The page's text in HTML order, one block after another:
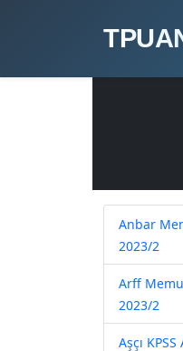
Anbar
2023/2
Arff
2023/2
Aşçı